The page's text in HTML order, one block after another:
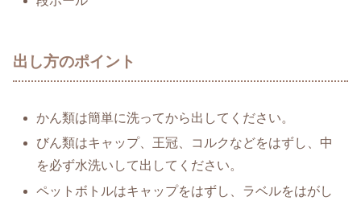
出し方のポイント
かん類は簡単に洗ってから出してください。
びん類はキャップ、王冠、コルクなどをはずし、中
を必ず水洗いして出してください。
ペットボトルはキャップをはずし、ラベルをはがし